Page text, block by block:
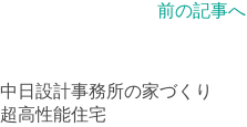
前の記事へ
中日設計事務所の家づくり
超高性能住宅